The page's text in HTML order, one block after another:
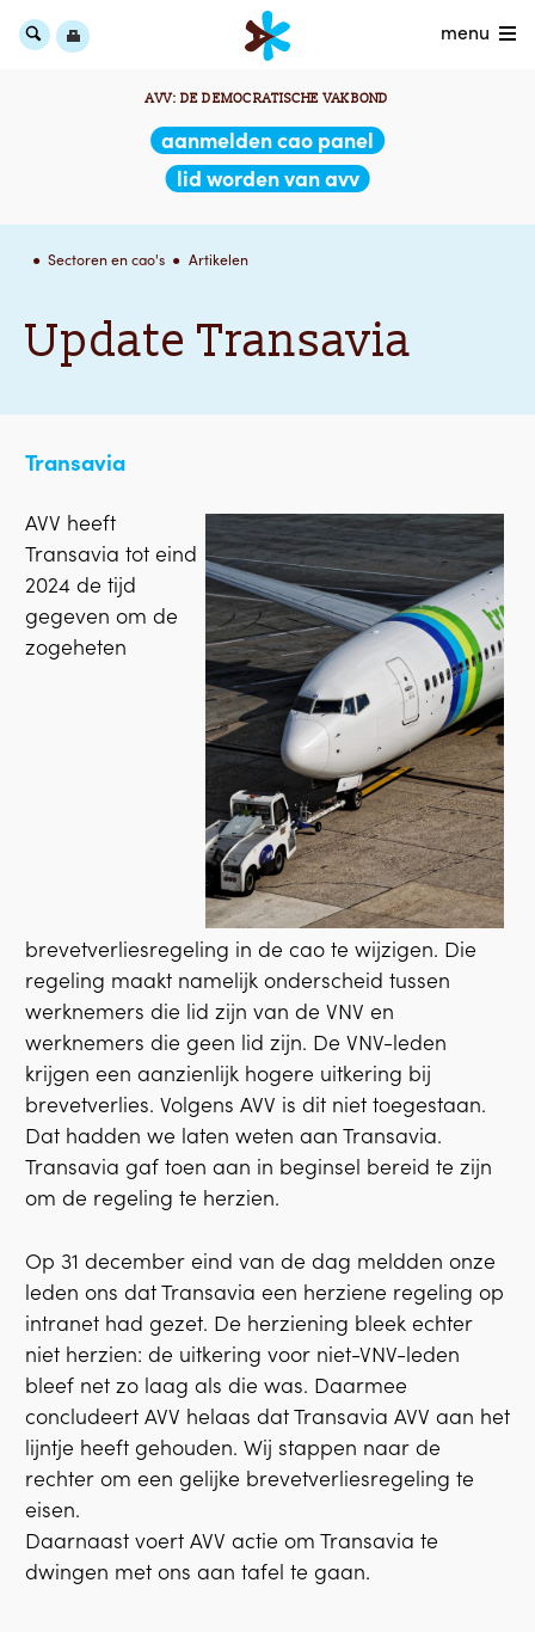
aanmelden cao panel
lid worden van avv
menu
AVV: DE DEMOCRATISCHE VAKBOND
Sectoren en cao's Artikelen
Update Transavia
Transavia
AVV heeft
Transavia tot eind
2024 de tijd
gegeven om de
zogeheten
brevetverliesregeling in de cao te wijzigen. Die
regeling maakt namelijk onderscheid tussen
werknemers die lid zijn van de VNV en
werknemers die geen lid zijn. De VNV-leden
krijgen een aanzienlijk hogere uitkering bij
brevetverlies. Volgens AVV is dit niet toegestaan.
Dat hadden we laten weten aan Transavia.
Transavia gaf toen aan in beginsel bereid te zijn
om de regeling te herzien.
Op 31 december eind van de dag meldden onze
leden ons dat Transavia een herziene regeling op
intranet had gezet. De herziening bleek echter
niet herzien: de uitkering voor niet-VNV-leden
bleef net zo laag als die was. Daarmee
concludeert AVV helaas dat Transavia AVV aan het
lijntje heeft gehouden. Wij stappen naar de
rechter om een gelijke brevetverliesregeling te
eisen.
Daarnaast voert AVV actie om Transavia te
dwingen met ons aan tafel te gaan.